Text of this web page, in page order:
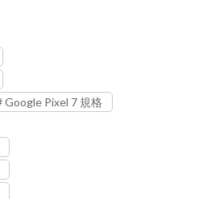
Google Pixel 7 規格